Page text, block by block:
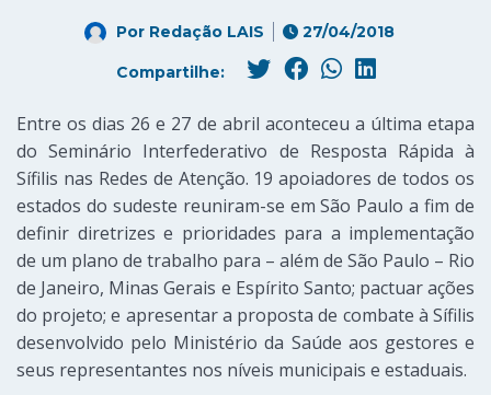
Por Redação LAIS 27/04/2018
Compartilhe:
Entre os dias 26 e 27 de abril aconteceu a última etapa
do Seminário Interfederativo de Resposta Rápida à
Sífilis nas Redes de Atenção. 19 apoiadores de todos os
estados do sudeste reuniram-se em São Paulo a fim de
definir diretrizes e prioridades para a implementação
de um plano de trabalho para – além de São Paulo – Rio
de Janeiro, Minas Gerais e Espírito Santo; pactuar ações
do projeto; e apresentar a proposta de combate à Sífilis
desenvolvido pelo Ministério da Saúde aos gestores e
seus representantes nos níveis municipais e estaduais.